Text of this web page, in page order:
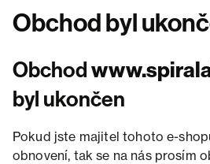
Obchod byl
Obchod
byl ukončen
Pokud jste majitel tohoto e-
obnovení, tak se na nás prosím